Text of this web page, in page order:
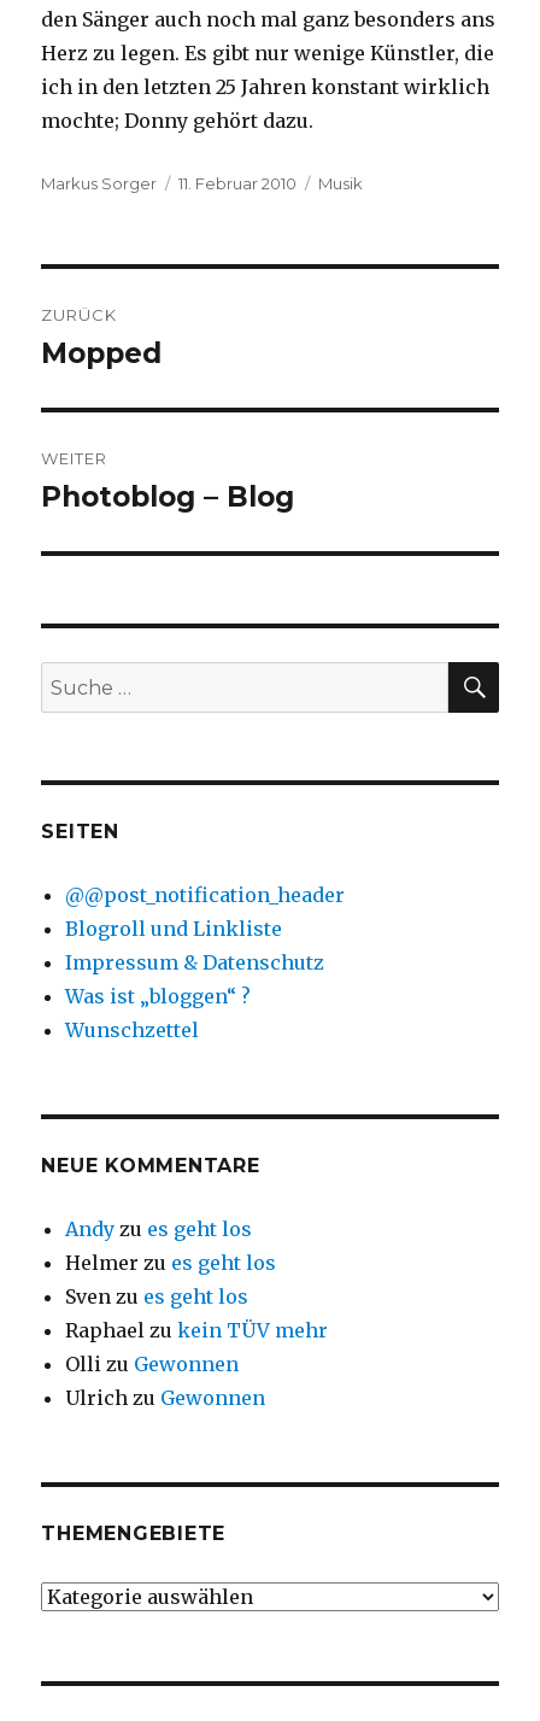
den Sänger auch noch mal ganz besonders ans
Herz zu legen. Es gibt nur wenige Künstler, die
ich in den letzten 25 Jahren konstant wirklich
mochte; Donny gehört dazu.
Autor
Markus Sorger
Veröffentlicht
11. Februar 2010 Kategorien
Musik
ZURÜCK
Vorheriger
Mopped
WEITER
Nächster
Photoblog – Blog
Suche
nach:
SEITEN
@@post_notification_header
Blogroll und Linkliste
Impressum & Datenschutz
Was ist „bloggen“ ?
Wunschzettel
NEUE KOMMENTARE
Andy zu es geht los
Helmer zu es geht los
Sven zu es geht los
Raphael zukein TÜV mehr
Olli zu Gewonnen
Ulrich zu Gewonnen
THEMENGEBIETE
Themengebiete